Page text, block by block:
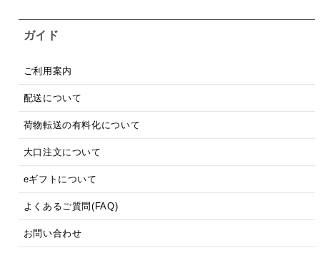
ガイド
ご利用案内
配送について
荷物転送の有料化について
大口注文について
eギフトについて
よくあるご質問(FAQ)
お問い合わせ